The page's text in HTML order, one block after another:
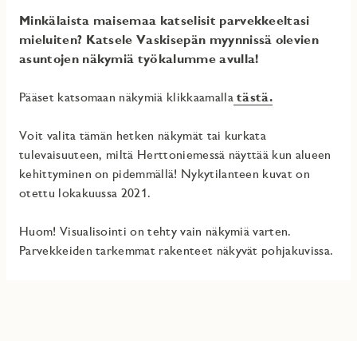
Minkälaista maisemaa katselisit parvekkeeltasi
mieluiten? Katsele Vaskisepän myynnissä olevien
asuntojen näkymiä työkalumme avulla!
Pääset katsomaan näkymiä klikkaamalla tästä.
Voit valita tämän hetken näkymät tai kurkata
tulevaisuuteen, miltä Herttoniemessä näyttää kun alueen
kehittyminen on pidemmällä! Nykytilanteen kuvat on
otettu lokakuussa 2021.
Huom! Visualisointi on tehty vain näkymiä varten.
Parvekkeiden tarkemmat rakenteet näkyvät pohjakuvissa.